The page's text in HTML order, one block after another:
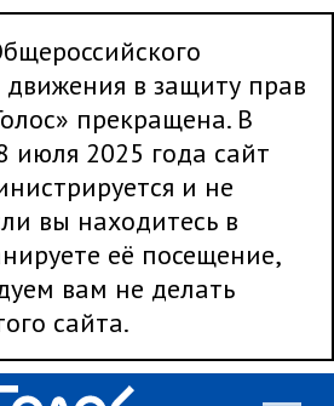
в защиту прав
прекращена. В
июля 2025 года сайт
и не
вы находитесь в
её посещение,
вам не делать
сайта.